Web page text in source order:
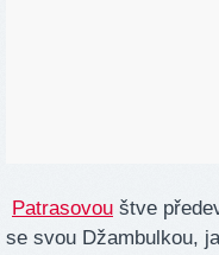
Patrasovou štve
se svou Džambulkou,